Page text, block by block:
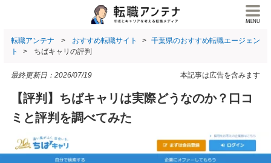
転職アンテナ おすすめ転職サイト
千葉県のおすすめ転職エージェン
ト
ちばキャリの評判
本記事は広告を含みます
最終更新日： 2026/07/19
【評判】ちばキャリは実際どうなのか？口コ
ミと評判を調べてみた